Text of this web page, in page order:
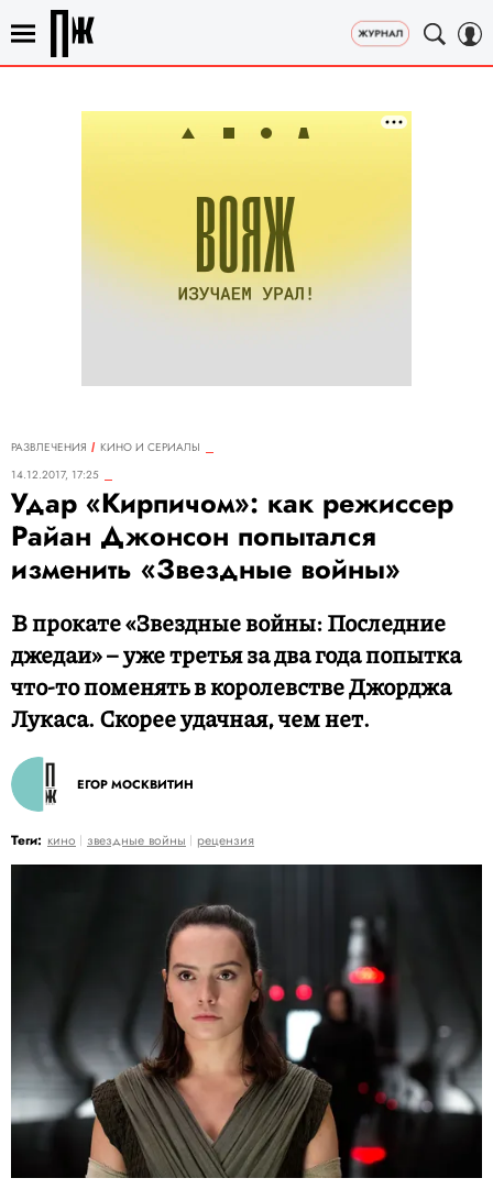
РАЗВЛЕЧЕНИЯ
КИНО И СЕРИАЛЫ
14.12.2017, 17:25
Удар «Кирпичом»: как режиссер
Райан Джонсон попытался
изменить «Звездные войны»
В прокате «Звездные войны: Последние
джедаи» – уже третья за два года попытка
что-то поменять в королевстве Джорджа
Лукаса. Скорее удачная, чем нет.
ЕГОР МОСКВИТИН
Теги: кино звездные войны рецензия